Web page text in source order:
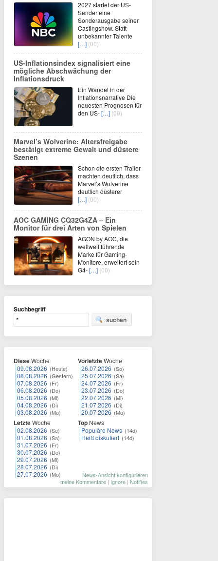
2027 startet der US-
Sender eine
Sonderausgabe seiner
Castingshow. Statt
unbekannter Talente
[…] (00)
US-Inflationsindex signalisiert eine
mögliche Abschwächung der
Inflationsdruck
Ein Wandel in der
Inflationsnarrative Die
neuesten Prognosen für
den US-[…] (00)
Marvel’s Wolverine: Altersfreigabe
bestätigt extreme Gewalt und düstere
Szenen
Schon die ersten Trailer
machten deutlich, dass
Marvel’s Wolverine
deutlich düsterer
[…] (00)
AOC GAMING CQ32G4ZA – Ein
Monitor für drei Arten von Spielen
AGON by AOC, die
weltweit führende
Marke für Gaming-
Monitore, erweitert sein
G4-[…] (00)
Suchbegriff
suchen
DieseWoche
09.08.2026 (Heute)
08.08.2026 (Gestern)
07.08.2026 (Fr)
06.08.2026 (Do)
05.08.2026 (Mi)
04.08.2026 (Di)
03.08.2026 (Mo)
LetzteWoche
02.08.2026 (So)
01.08.2026 (Sa)
31.07.2026 (Fr)
30.07.2026 (Do)
29.07.2026 (Mi)
28.07.2026 (Di)
27.07.2026 (Mo)
VorletzteWoche
26.07.2026 (So)
25.07.2026 (Sa)
24.07.2026 (Fr)
23.07.2026 (Do)
22.07.2026 (Mi)
21.07.2026 (Di)
20.07.2026 (Mo)
Top News
Populäre News (14d)
Heiß diskutiert (14d)
News-Ansicht konfigurieren
meine Kommentare | Ignore | Notifies